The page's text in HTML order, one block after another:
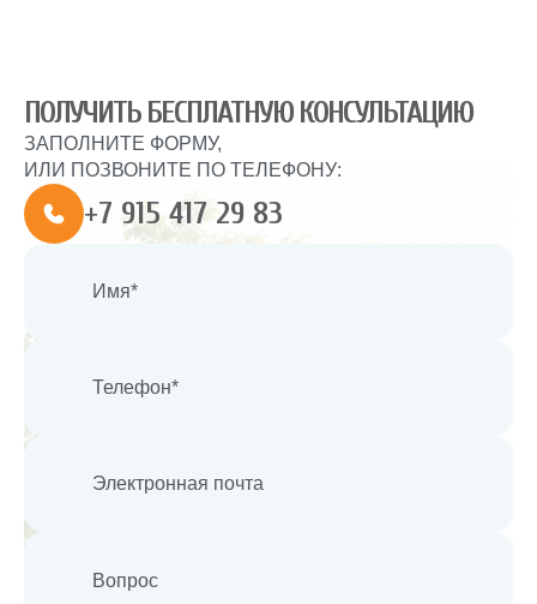
ПОЛУЧИТЬ БЕСПЛАТНУЮ КОНСУЛЬТАЦИЮ
ЗАПОЛНИТЕ ФОРМУ,
ИЛИ ПОЗВОНИТЕ ПО ТЕЛЕФОНУ:
+7 915 417 29 83